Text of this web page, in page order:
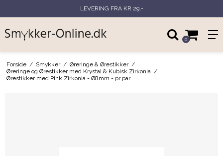
LEVERING FRA KR 29,-
0
Forside / Smykker / Øreringe & Ørestikker /
Øreringe og Ørestikker med Krystal & Kubisk Zirkonia /
Ørestikker med Pink Zirkonia - Ø8mm - pr par